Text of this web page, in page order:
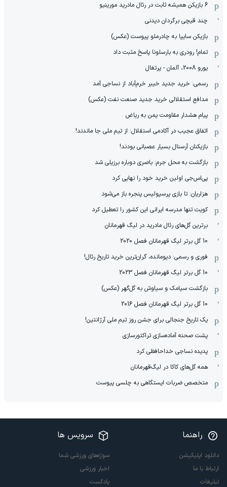
6 بازیکن همیشه ثابت در رئال مادرید مورینیو
چند قیچی برگردان دیدنی
بازیکن سایپا به چادرملو پیوست (عکس)
تمام! رودری به بارسلونا پاسخ مثبت داد
یورو 2008، آلمان - پرتغال
رسمی: خرید جدید خیبر خرم‌آباد از نساجی آمد
مدافع استقلالی خرید جدید صنعت نفت (عکس)
پیام هشدار مقاومت یمن به ریاض
اتفاق عجیب در آکادمی استقلال: از تیم ملی جا ماندند!
بازیکنان آرسنال بسیار عصبانی بودند!
بازگشت به محل جرم: باصری دوباره برزیلی شد
پی‌اس‌جی اولین خرید خود را نهایی کرد
هزاریان: تا بازی پرسپولیس پنجره باز می‌شود
کویت تنها مدرسه ایرانی این کشور را تعطیل کرد
برترین گل‌های رئال مادرید در لیگ قهرمانان
10 گل برتر لیگ قهرمانان فصل 2020
فوری و رسمی: دیومانده، گران‌ترین خرید تاریخ رئال!
10 گل برتر لیگ قهرمانان فصل 2023
بازگشت سیامک و سیاوش به گل‌گهر (عکس)
10 گل برتر لیگ قهرمانان فصل 2016
یک تاریخ جنجالی برای جشن روز تیم ملی آرژانتین!
پشت صحنه آماده‌سازی تراکتورسازی
پدیده نساجی خداحافظی کرد
همه گل‌های کاکا در لیگ‌قهرمانان
متخصص ضربات ایستگاهی به چلسی پیوست
راهنما
دانلود اپلیکیشن
ارتباط با ما
تبلیغات
سرویس ها
سوژه‌های ورزشی شما
اخبار ورزشی
پادکست